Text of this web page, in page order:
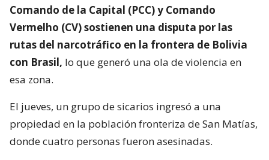
Comando de la Capital (PCC) y Comando
Vermelho (CV) sostienen una disputa por las
rutas del narcotráfico en la frontera de Bolivia
con Brasil, lo que generó una ola de violencia en
esa zona.
El jueves, un grupo de sicarios ingresó a una
propiedad en la población fronteriza de San Matías,
donde cuatro personas fueron asesinadas.